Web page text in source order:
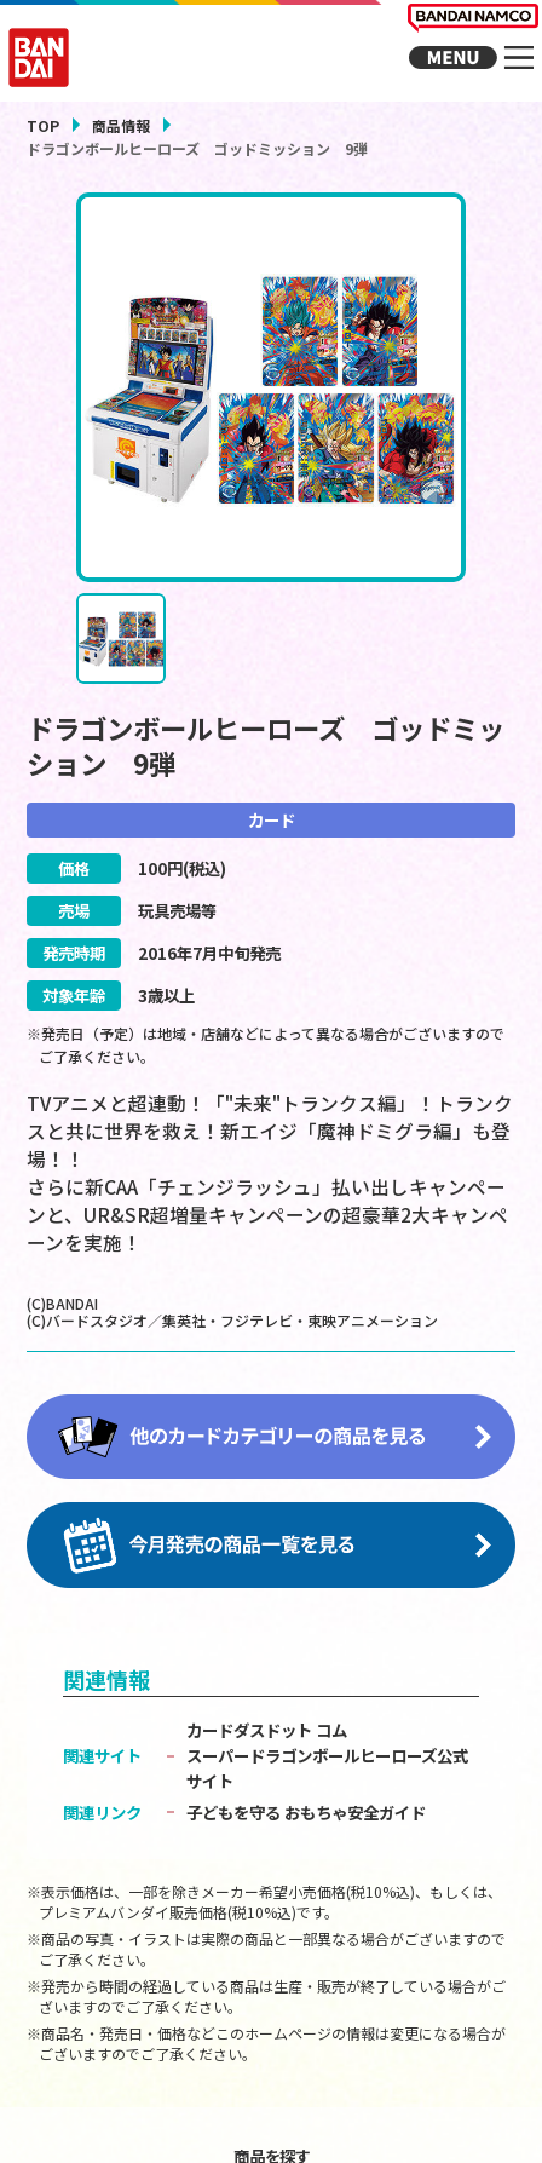
TOP
商品情報
ドラゴンボールヒーローズ ゴッドミッション 9弾
ドラゴンボールヒーローズ ゴッドミッ
ション 9弾
カード
価格 100円(税込)
売場
玩具売場等
発売時期
2016年7月中旬発売
対象年齢
3歳以上
※発売日（予定）は地域・店舗などによって異なる場合がございますので
ご了承ください。
TVアニメと超連動！「"未来"トランクス編」！トランク
スと共に世界を救え！新エイジ「魔神ドミグラ編」も登
場！！
さらに新CAA「チェンジラッシュ」払い出しキャンペー
ンと、UR&SR超増量キャンペーンの超豪華2大キャンペ
ーンを実施！
(C)BANDAI
(C)バードスタジオ／集英社・フジテレビ・東映アニメーション
関連情報
関連サイト
カードダスドット コム
スーパードラゴンボールヒーローズ公式
サイト
関連リンク
子どもを守る おもちゃ安全ガイド
※表示価格は、一部を除きメーカー希望小売価格(税10%込)、もしくは、
プレミアムバンダイ販売価格(税10%込)です。
※商品の写真・イラストは実際の商品と一部異なる場合がございますので
ご了承ください。
※発売から時間の経過している商品は生産・販売が終了している場合がご
ざいますのでご了承ください。
※商品名・発売日・価格などこのホームページの情報は変更になる場合が
ございますのでご了承ください。
商品を探す